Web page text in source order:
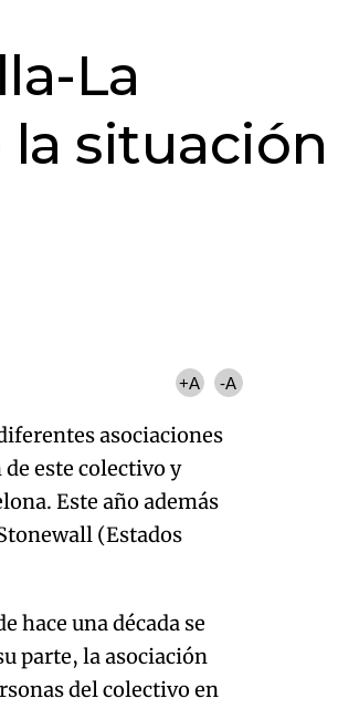
La
la situación
+A -A
asociaciones
este colectivo y
Este año además
(Estados
hace una década se
parte, la asociación
del colectivo en